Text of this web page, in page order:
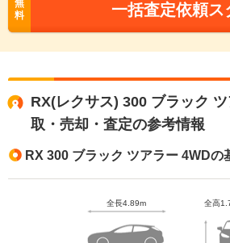
無
料
一括査定依頼ス
RX(レクサス) 300 ブラック
取・売却・査定の参考情報
RX 300 ブラック ツアラー 4WDの
全長4.89m 全高